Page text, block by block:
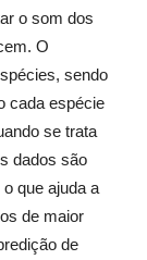
o som dos
O
sendo
cada espécie
se trata
dados são
que ajuda a
de maior
de